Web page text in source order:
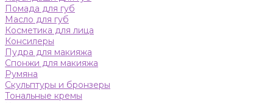
Помада для губ
Масло для губ
Косметика для лица
Консилеры
Пудра для макияжа
Спонжи для макияжа
Румяна
Скульптуры и бронзеры
Тональные кремы